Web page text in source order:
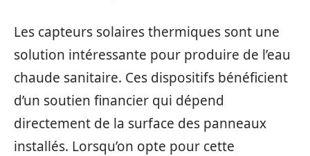
Les capteurs solaires thermiques sont une
solution intéressante pour produire de l’eau
chaude sanitaire. Ces dispositifs bénéficient
d’un soutien financier qui dépend
directement de la surface des panneaux
installés. Lorsqu’on opte pour cette